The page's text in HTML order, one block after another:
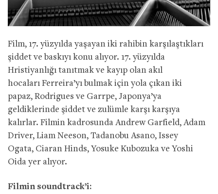
Film, 17. yüzyılda yaşayan iki rahibin karşılaştıkları
şiddet ve baskıyı konu alıyor. 17. yüzyılda
Hristiyanlığı tanıtmak ve kayıp olan akıl
hocaları Ferreira’yı bulmak için yola çıkan iki
papaz, Rodrigues ve Garrpe, Japonya’ya
geldiklerinde şiddet ve zulümle karşı karşıya
kalırlar. Filmin kadrosunda Andrew Garfield, Adam
Driver, Liam Neeson, Tadanobu Asano, Issey
Ogata, Ciaran Hinds, Yosuke Kubozuka ve Yoshi
Oida yer alıyor.
Filmin soundtrack’i: